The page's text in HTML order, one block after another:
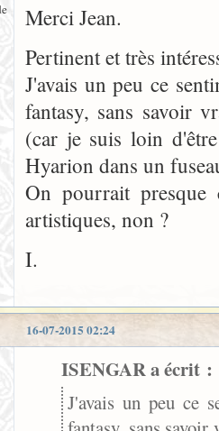
Merci Jean.
Pertinent et très
J'avais un peu ce
fantasy, sans savoir
(car je suis loin
Hyarion dans un
On pourrait presque
artistiques, non ?
I.
16-07-2015 02:24
ISENGAR a écrit :
J'avais un peu ce